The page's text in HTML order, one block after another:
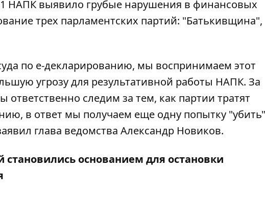
НАПК выявило грубые нарушения в финансовых
трех парламентских партий: "Батькивщина",
по е-декларированию, мы воспринимаем этот
угрозу для результативной работы НАПК. За
следим за тем, как партии тратят
в ответ мы получаем еще одну попытку "убить"
глава ведомства Александр Новиков.
основанием для остановки